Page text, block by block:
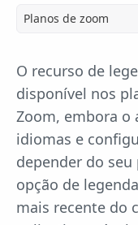
Planos de zoom
O recurso de
disponível nos
Zoom, embora o
idiomas e
depender do
opção de
mais recente do